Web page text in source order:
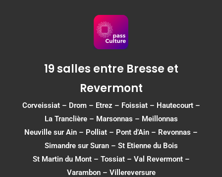
19 salles entre Bresse et
Revermont
Corveissiat– Drom– Etrez – Foissiat– Hautecourt–
La Tranclière – Marsonnas – Meillonnas
Neuville sur Ain – Polliat – Pont d’Ain – Revonnas –
Simandre sur Suran– St Etienne du Bois
St Martin du Mont– Tossiat– Val Revermont–
Varambon– Villereversure